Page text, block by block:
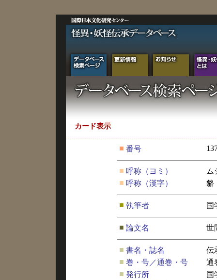
カード表示
■ 番号
■ 呼称（ヨミ）
ム
■ 呼称（漢字） 貉
■ 執筆者 国
■ 論文名 世
■ 書名・誌名
伝
■ 巻・号／通巻・号
通
■ 発行所
国